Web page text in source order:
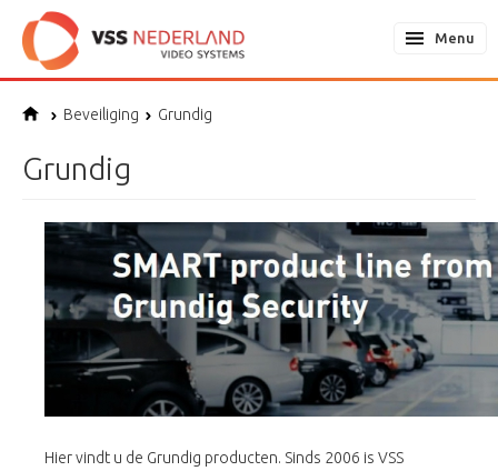
Menu
Beveiliging Grundig
Grundig
Hier vindt u de Grundig producten. Sinds 2006 is VSS